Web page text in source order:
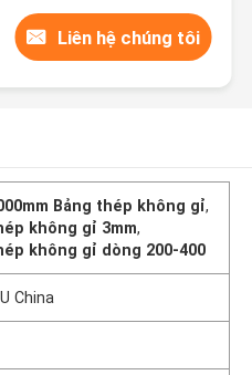
Liên hệ chúng tôi
Bảng thép không gỉ,
không gỉ 3mm,
không gỉ dòng 200-400
China